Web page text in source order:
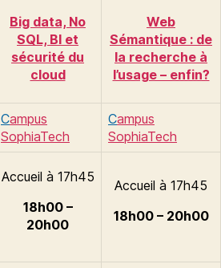
Big data, No
SQL, BI et
sécurité du
cloud
Web
Sémantique : de
la recherche à
l’usage – enfin?
Campus
SophiaTech
Campus
SophiaTech
Accueil à 17h45
18h00 –
20h00
Accueil à 17h45
18h00 – 20h00